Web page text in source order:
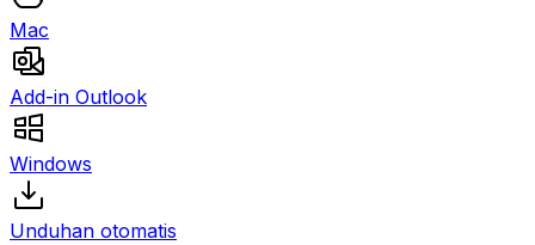
Mac
Add-in Outlook
Windows
Unduhan otomatis